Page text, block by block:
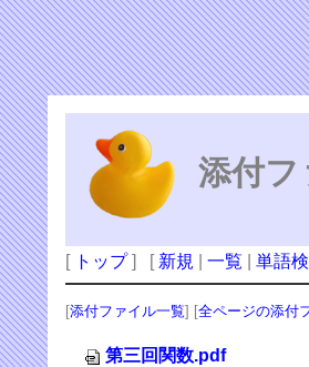
添付フ
[ トップ] [ 新規 |一覧 |単語
[添付ファイル一覧] [全ページの添付
第三回関数.pdf